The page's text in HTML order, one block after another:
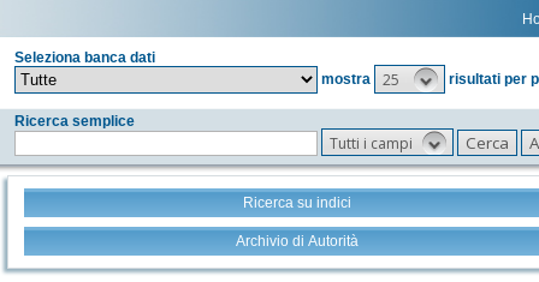
Seleziona banca dati
mostra
25 risultati per
Ricerca semplice
Tutti i campi
Ricerca su indici
Archivio di Autorità